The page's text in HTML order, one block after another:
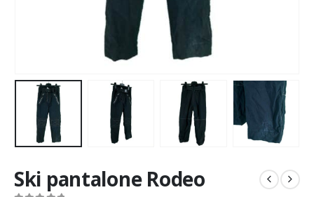
Ski pantalone Rodeo